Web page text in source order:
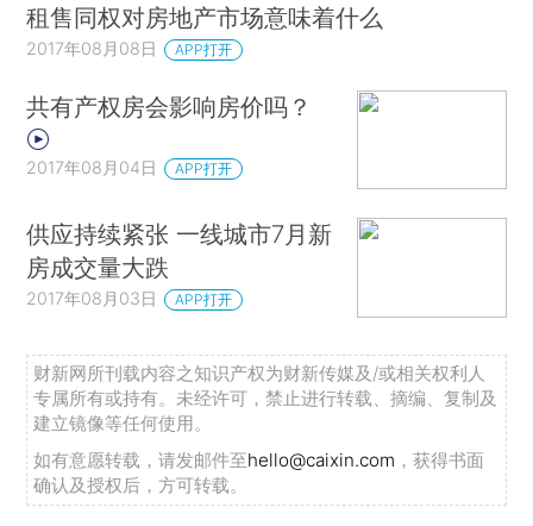
租售同权对房地产市场意味着什么
2017年08月08日 APP打开
共有产权房会影响房价吗？
2017年08月04日 APP打开
供应持续紧张 一线城市7月新
房成交量大跌
2017年08月03日 APP打开
财新网所刊载内容之知识产权为财新传媒及/或相关权利人
专属所有或持有。未经许可，禁止进行转载、摘编、复制及
建立镜像等任何使用。
如有意愿转载，请发邮件至hello@caixin.com ，获得书面
确认及授权后，方可转载。